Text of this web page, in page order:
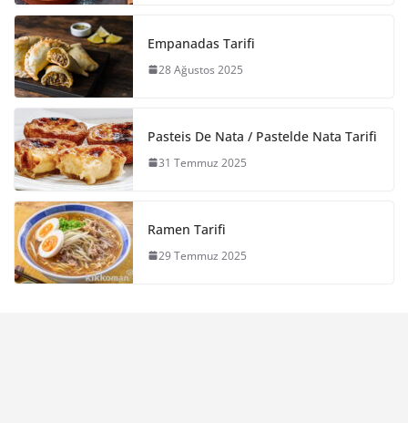
Empanadas Tarifi
28 Ağustos 2025
Pasteis De Nata / Pastelde Nata Tarifi
31 Temmuz 2025
Ramen Tarifi
29 Temmuz 2025